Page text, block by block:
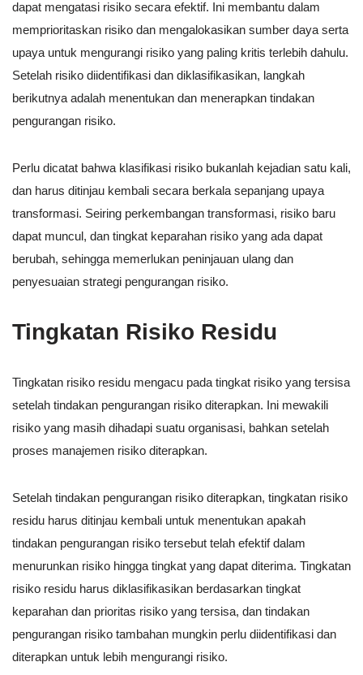
dapat mengatasi risiko secara efektif. Ini membantu dalam
memprioritaskan risiko dan mengalokasikan sumber daya serta
upaya untuk mengurangi risiko yang paling kritis terlebih dahulu.
Setelah risiko diidentifikasi dan diklasifikasikan, langkah
berikutnya adalah menentukan dan menerapkan tindakan
pengurangan risiko.
Perlu dicatat bahwa klasifikasi risiko bukanlah kejadian satu kali,
dan harus ditinjau kembali secara berkala sepanjang upaya
transformasi. Seiring perkembangan transformasi, risiko baru
dapat muncul, dan tingkat keparahan risiko yang ada dapat
berubah, sehingga memerlukan peninjauan ulang dan
penyesuaian strategi pengurangan risiko.
Tingkatan Risiko Residu
Tingkatan risiko residu mengacu pada tingkat risiko yang tersisa
setelah tindakan pengurangan risiko diterapkan. Ini mewakili
risiko yang masih dihadapi suatu organisasi, bahkan setelah
proses manajemen risiko diterapkan.
Setelah tindakan pengurangan risiko diterapkan, tingkatan risiko
residu harus ditinjau kembali untuk menentukan apakah
tindakan pengurangan risiko tersebut telah efektif dalam
menurunkan risiko hingga tingkat yang dapat diterima. Tingkatan
risiko residu harus diklasifikasikan berdasarkan tingkat
keparahan dan prioritas risiko yang tersisa, dan tindakan
pengurangan risiko tambahan mungkin perlu diidentifikasi dan
diterapkan untuk lebih mengurangi risiko.